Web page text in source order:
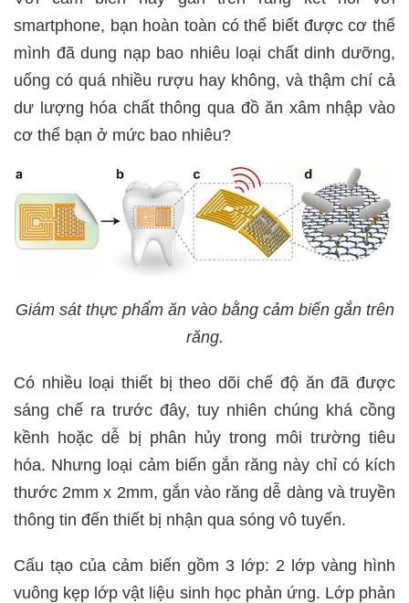
smartphone, bạn hoàn toàn có thể biết được cơ thể
mình đã dung nạp bao nhiêu loại chất dinh dưỡng,
uống có quá nhiều rượu hay không, và thậm chí cả
dư lượng hóa chất thông qua đồ ăn xâm nhập vào
cơ thể bạn ở mức bao nhiêu?
Giám sát thực phẩm ăn vào bằng cảm biến gắn trên
răng.
Có nhiều loại thiết bị theo dõi chế độ ăn đã được
sáng chế ra trước đây, tuy nhiên chúng khá cồng
kềnh hoặc dễ bị phân hủy trong môi trường tiêu
hóa. Nhưng loại cảm biến gắn răng này chỉ có kích
thước 2mm x 2mm, gắn vào răng dễ dàng và truyền
thông tin đến thiết bị nhận qua sóng vô tuyến.
Cấu tạo của cảm biến gồm 3 lớp: 2 lớp vàng hình
vuông kẹp lớp vật liệu sinh học phản ứng. Lớp phản